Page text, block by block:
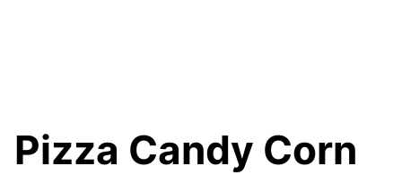
Pizza Candy Corn